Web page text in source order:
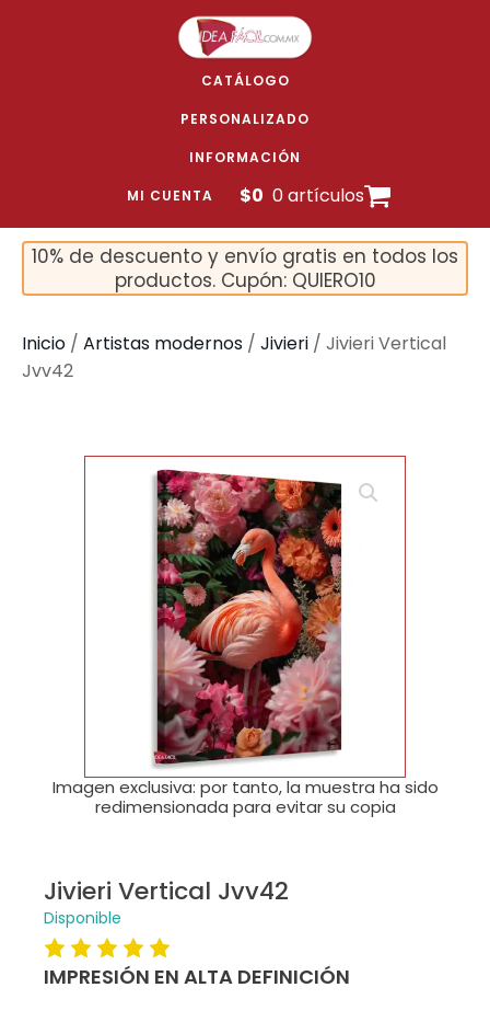
CATÁLOGO
PERSONALIZADO
INFORMACIÓN
MI CUENTA $0 0 artículos
10% de descuento y envío gratis en todos los
productos. Cupón: QUIERO10
Inicio / Artistas modernos / Jivieri / Jivieri Vertical
Jvv42
🔍
Imagen exclusiva: por tanto, la muestra ha sido
redimensionada para evitar su copia
Jivieri Vertical Jvv42
Disponible
IMPRESIÓN EN ALTA DEFINICIÓN